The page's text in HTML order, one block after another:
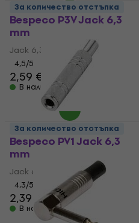
Bespeco P3V Jack 6,3
mm
Jack 6,3 mm
4,5/5
2,59 €
В наличност
За количество отстъпка
Bespeco PV1 Jack 6,3
mm
Jack 6,3 mm
4,3/5
2,39 €
В наличност
За количество отстъпка